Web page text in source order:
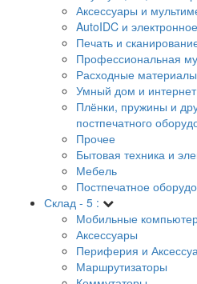
Аксессуары и
AutoIDC и
Печать и
Профессиональная
Расходные материалы
Умный дом и
Плёнки, пружины и
постпечатного
Прочее
Бытовая техника и
Мебель
Постпечатное
Склад - 5 :
Мобильные
Аксессуары
Периферия и
Маршрутизаторы